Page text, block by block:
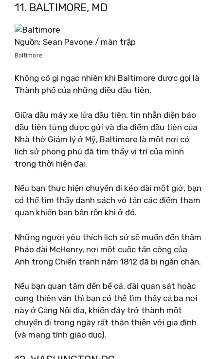
11. BALTIMORE, MD
Nguồn: Sean Pavone / màn trập
Baltimore
Không có gì ngạc nhiên khi Baltimore được gọi là
Thành phố của những điều đầu tiên.
Giữa đầu máy xe lửa đầu tiên, tin nhắn điện báo
đầu tiên từng được gửi và địa điểm đầu tiên của
Nhà thờ Giám lý ở Mỹ, Baltimore là một nơi có
lịch sử phong phú đã tìm thấy vị trí của mình
trong thời hiện đại.
Nếu bạn thực hiện chuyến đi kéo dài một giờ, bạn
có thể tìm thấy danh sách vô tận các điểm tham
quan khiến bạn bận rộn khi ở đó.
Những người yêu thích lịch sử sẽ muốn đến thăm
Pháo đài McHenry, nơi một cuộc tấn công của
Anh trong Chiến tranh năm 1812 đã bị ngăn chặn.
Nếu bạn quan tâm đến bể cá, đài quan sát hoặc
cung thiên văn thì bạn có thể tìm thấy cả ba nơi
này ở Cảng Nội địa, khiến đây trở thành một
chuyến đi trong ngày rất thân thiện với gia đình
(và mang tính giáo dục).